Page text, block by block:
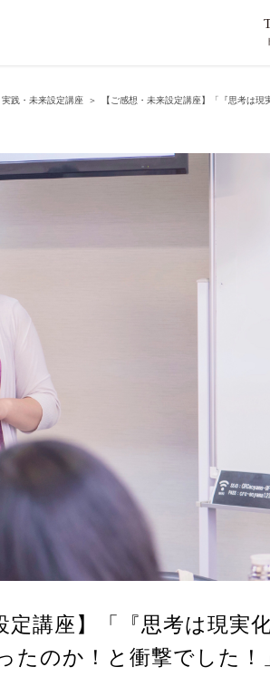
実践・未来設定講座 ＞ 【ご感想・未来設定講座】「『思考は
定講座】「『思考は現実
たのか！と衝撃でした！